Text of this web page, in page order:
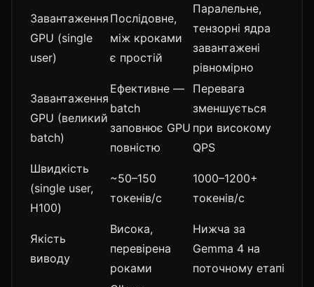
Завантаження
GPU (single
user)
Послідовне,
між кроками
є простій
Паралельне,
тензорні ядра
завантажені
рівномірно
Завантаження
GPU (великий
batch)
Ефективне —
batch
заповнює GPU
повністю
Перевага
зменшується
при високому
QPS
Швидкість
(single user,
H100)
~50–150
токенів/с
1000–1200+
токенів/с
Якість
виводу
Висока,
перевірена
роками
Нижча за
Gemma 4 на
поточному етапі